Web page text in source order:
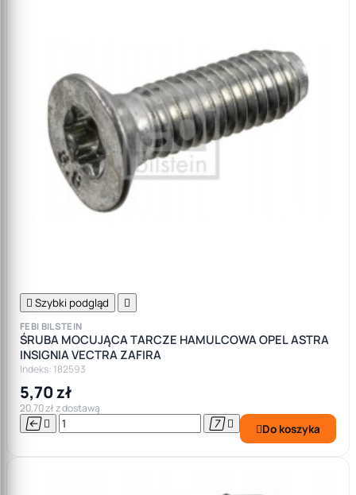
 Szybki podgląd 
FEBI BILSTEIN
ŚRUBA MOCUJĄCA TARCZE HAMULCOWA OPEL ASTRA
INSIGNIA VECTRA ZAFIRA
Indeks: 182593
5,70 zł
20,70 zł z dostawą
    Do koszyka